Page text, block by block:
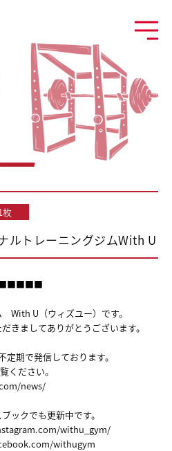
枚
ルトレーニングジムWith U
With U（ウィズユー）です。
きましてありがとうございます。
定期で発信しております。
ください。
news/
ックでも更新中です。
withu_gym/
withugym